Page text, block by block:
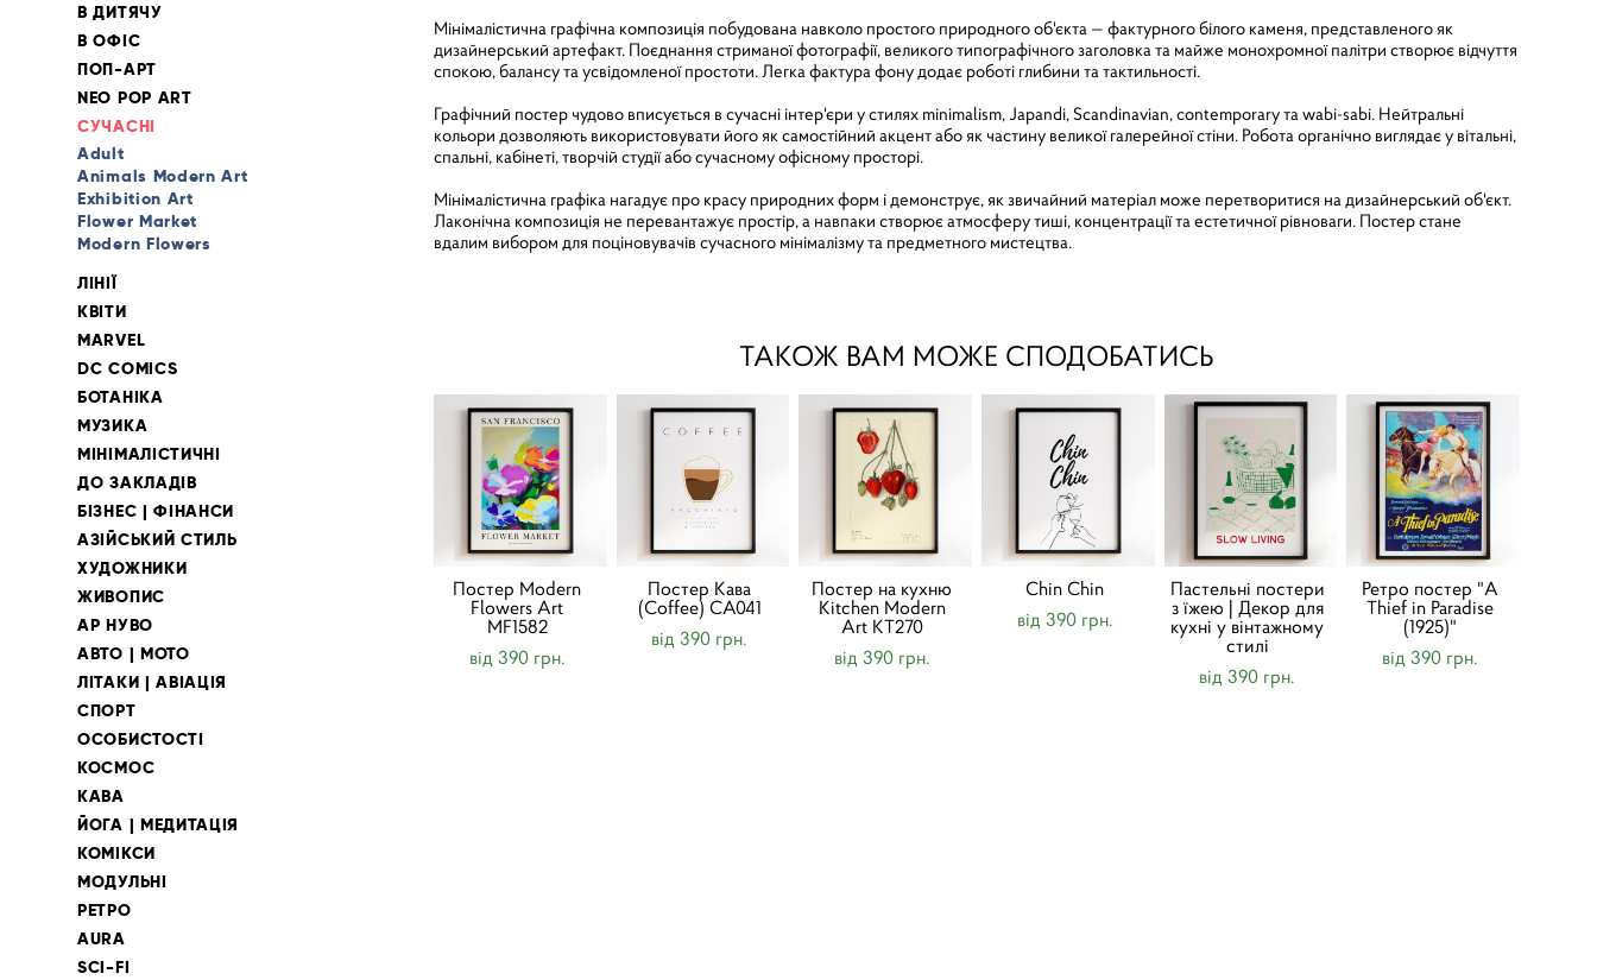
В ДИТЯЧУ
В ОФІС
ПОП-АРТ
NEO POP ART
СУЧАСНІ
Adult
Animals Modern Art
Exhibition Art
Flower Market
Modern Flowers
ЛІНІЇ
КВІТИ
MARVEL
DC COMICS
БОТАНІКА
МУЗИКА
МІНІМАЛІСТИЧНІ
ДО ЗАКЛАДІВ
БІЗНЕС | ФІНАНСИ
АЗІЙСЬКИЙ СТИЛЬ
ХУДОЖНИКИ
ЖИВОПИС
АР НУВО
АВТО | МОТО
ЛІТАКИ | АВІАЦІЯ
СПОРТ
ОСОБИСТОСТІ
КОСМОС
КАВА
ЙОГА | МЕДИТАЦІЯ
КОМІКСИ
МОДУЛЬНІ
РЕТРО
AURA
SCI-FI
Мінімалістична графічна композиція побудована навколо простого природного об'єкта — фактурного білого каменя, представленого як
дизайнерський артефакт. Поєднання стриманої фотографії, великого типографічного заголовка та майже монохромної палітри створює відчуття
спокою, балансу та усвідомленої простоти. Легка фактура фону додає роботі глибини та тактильності.
Графічний постер чудово вписується в сучасні інтер'єри у стилях minimalism, Japandi, Scandinavian, contemporary та wabi-sabi. Нейтральні
кольори дозволяють використовувати його як самостійний акцент або як частину великої галерейної стіни. Робота органічно виглядає у вітальні,
спальні, кабінеті, творчій студії або сучасному офісному просторі.
Мінімалістична графіка нагадує про красу природних форм і демонструє, як звичайний матеріал може перетворитися на дизайнерський об'єкт.
Лаконічна композиція не перевантажує простір, а навпаки створює атмосферу тиші, концентрації та естетичної рівноваги. Постер стане
вдалим вибором для поціновувачів сучасного мінімалізму та предметного мистецтва.
ТАКОЖ ВАМ МОЖЕ СПОДОБАТИСЬ
Постер Modern
Flowers Art
MF1582
від 390 грн.
Постер Кава
(Coffee) CA041
від 390 грн.
Постер на кухню
Kitchen Modern
Art KT270
від 390 грн.
Chin Chin
від 390 грн.
Пастельні постери
з їжею | Декор для
кухні у вінтажному
стилі
від 390 грн.
Ретро постер "A
Thief in Paradise
(1925)"
від 390 грн.